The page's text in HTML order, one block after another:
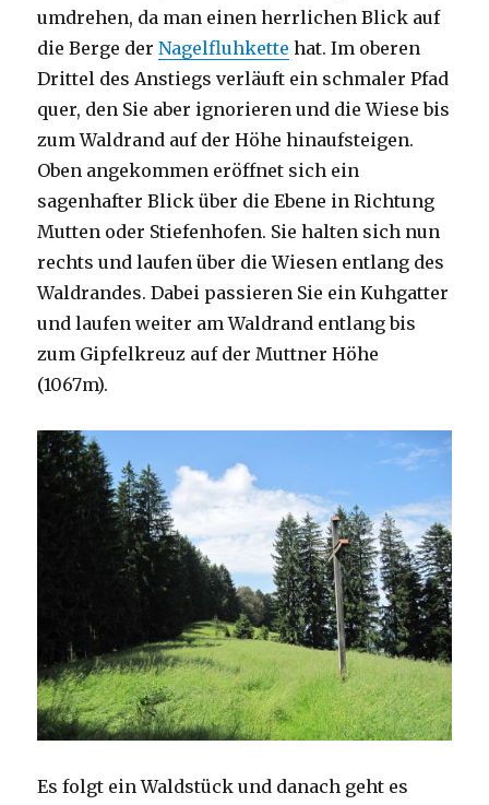
umdrehen, da man einen herrlichen Blick auf
die Berge derNagelfluhkette hat. Im oberen
Drittel des Anstiegs verläuft ein schmaler Pfad
quer, den Sie aber ignorieren und die Wiese bis
zum Waldrand auf der Höhe hinaufsteigen.
Oben angekommen eröffnet sich ein
sagenhafter Blick über die Ebene in Richtung
Mutten oder Stiefenhofen. Sie halten sich nun
rechts und laufen über die Wiesen entlang des
Waldrandes. Dabei passieren Sie ein Kuhgatter
und laufen weiter am Waldrand entlang bis
zum Gipfelkreuz auf der Muttner Höhe
(1067m).
Es folgt ein Waldstück und danach geht es